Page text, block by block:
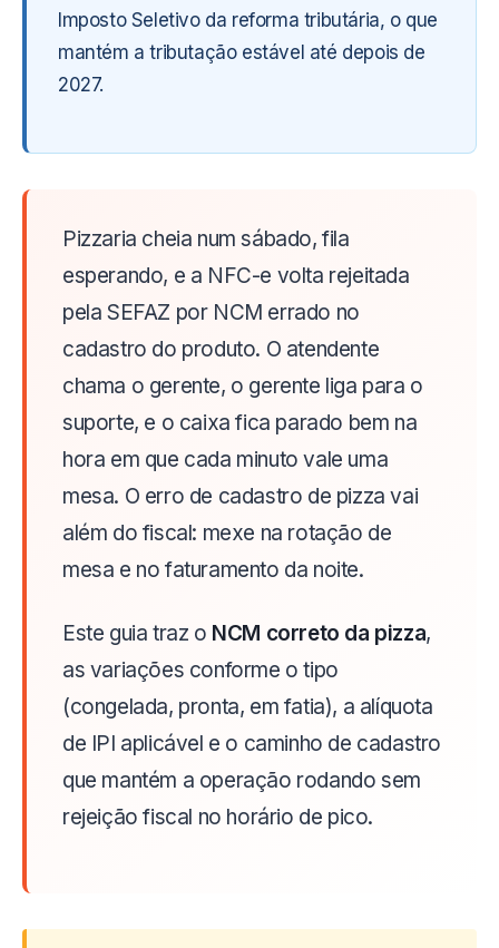
Imposto Seletivo da reforma tributária, o que
mantém a tributação estável até depois de
2027.
Pizzaria cheia num sábado, fila
esperando, e a NFC-e volta rejeitada
pela SEFAZ por NCM errado no
cadastro do produto. O atendente
chama o gerente, o gerente liga para o
suporte, e o caixa fica parado bem na
hora em que cada minuto vale uma
mesa. O erro de cadastro de pizza vai
além do fiscal: mexe na rotação de
mesa e no faturamento da noite.
Este guia traz o NCM correto da pizza,
as variações conforme o tipo
(congelada, pronta, em fatia), a alíquota
de IPI aplicável e o caminho de cadastro
que mantém a operação rodando sem
rejeição fiscal no horário de pico.